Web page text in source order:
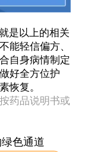
是以上的相关
能轻信偏方、
自身病情制定
好全方位护
恢复。
药品说明书或
色通道